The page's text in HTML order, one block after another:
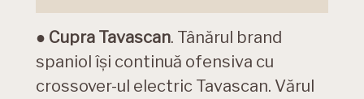
● Cupra Tavascan. Tânărul brand
spaniol își continuă ofensiva cu
crossover-ul electric Tavascan. Vărul